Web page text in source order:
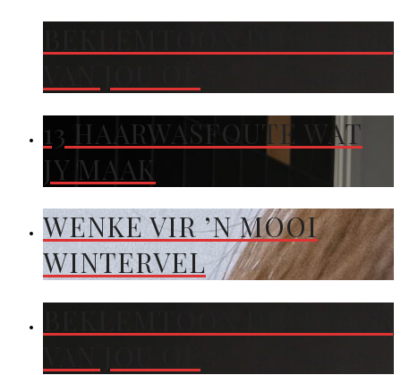
13 HAARWASFOUTE WAT
JY MAAK
WENKE VIR ’N MOOI
WINTERVEL